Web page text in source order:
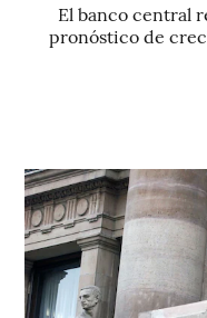
El banco central
pronóstico de